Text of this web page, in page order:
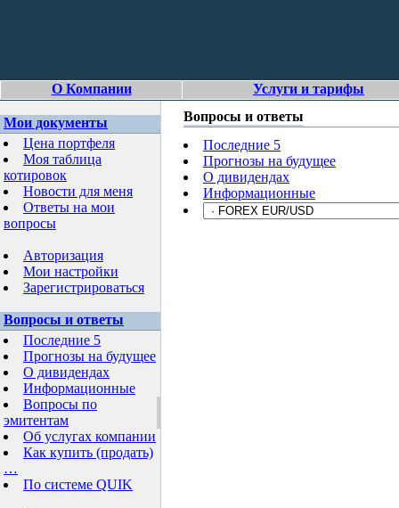
О Компании Услуги и тарифы
Мои документы
Цена портфеля
Моя таблица
котировок
Новости для меня
Ответы на мои
вопросы
Авторизация
Мои настройки
Зарегистрироваться
Вопросы и ответы
Последние 5
Прогнозы на будущее
О дивидендах
Информационные
Вопросы по
эмитентам
Об услугах компании
Как купить (продать)
…
По системе QUIK
Вопросы и ответы
Последние 5
Прогнозы на будущее
О дивидендах
Информационные